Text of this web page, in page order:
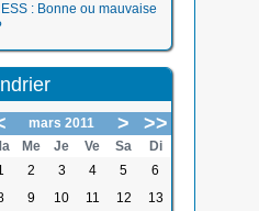
: Bonne ou mauvaise
mars 2011 > >>
Me Je Ve Sa
Di
2 3 4 5
6
9 10 11 12 13